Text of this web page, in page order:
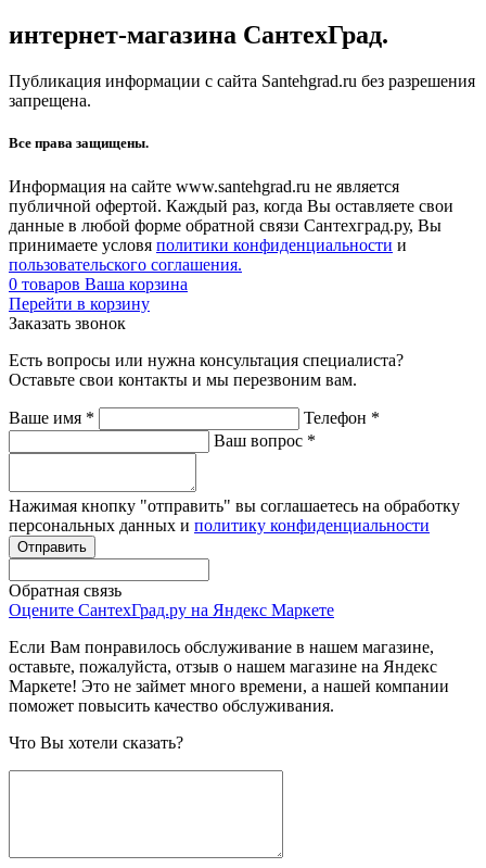
интернет-магазина СантехГрад.
Публикация информации с сайта Santehgrad.ru без разрешения
запрещена.
Все права защищены.
Информация на сайте www.santehgrad.ru не является
публичной офертой. Каждый раз, когда Вы оставляете свои
данные в любой форме обратной связи Сантехград.ру, Вы
принимаете условя политики конфиденциальности и
пользовательского соглашения.
0 товаров Ваша корзина
Перейти в корзину
Заказать звонок
Есть вопросы или нужна консультация специалиста?
Оставьте свои контакты и мы перезвоним вам.
Ваше имя * Телефон *
Ваш вопрос *
Нажимая кнопку "отправить" вы соглашаетесь на обработку
персональных данных и политику конфиденциальности
Обратная связь
Оцените СантехГрад.ру на Яндекс Маркете
Если Вам понравилось обслуживание в нашем магазине,
оставьте, пожалуйста, отзыв о нашем магазине на Яндекс
Маркете! Это не займет много времени, а нашей компании
поможет повысить качество обслуживания.
Что Вы хотели сказать?